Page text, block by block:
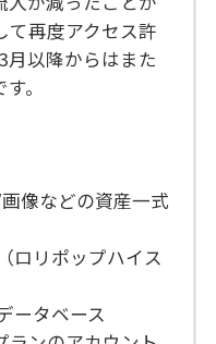
て再度アクセス許
月以降からはまた
。
像などの資産一式
ロリポップハイス
ータベース